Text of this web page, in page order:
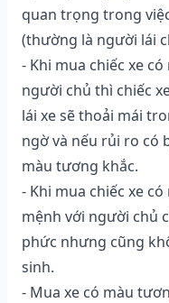
quan trọng trong
(thường là người lái
- Khi mua chiếc xe
người chủ thì chiếc
lái xe sẽ thoải mái
ngờ và nếu rủi ro có
màu tương khắc.
- Khi mua chiếc xe
mệnh với người chủ
phức nhưng cũng
sinh.
- Mua xe có màu